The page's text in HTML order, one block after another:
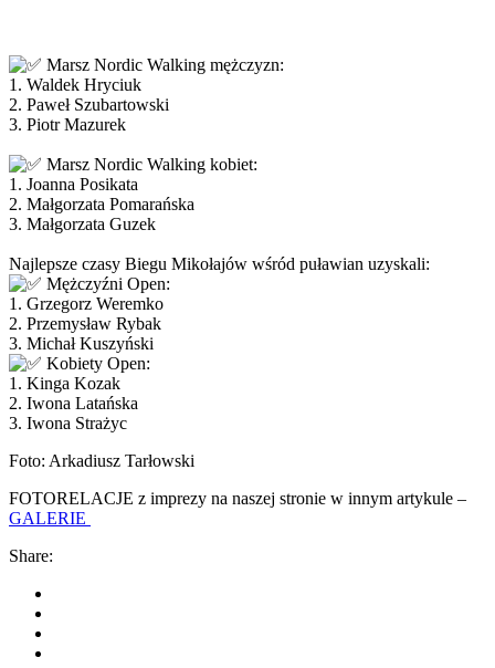
Marsz Nordic Walking mężczyzn:
1. Waldek Hryciuk
2. Paweł Szubartowski
3. Piotr Mazurek
Marsz Nordic Walking kobiet:
1. Joanna Posikata
2. Małgorzata Pomarańska
3. Małgorzata Guzek
Najlepsze czasy Biegu Mikołajów wśród puławian uzyskali:
Mężczyźni Open:
1. Grzegorz Weremko
2. Przemysław Rybak
3. Michał Kuszyński
Kobiety Open:
1. Kinga Kozak
2. Iwona Latańska
3. Iwona Strażyc
Foto: Arkadiusz Tarłowski
FOTORELACJE z imprezy na naszej stronie w innym artykule –
GALERIE
Share: